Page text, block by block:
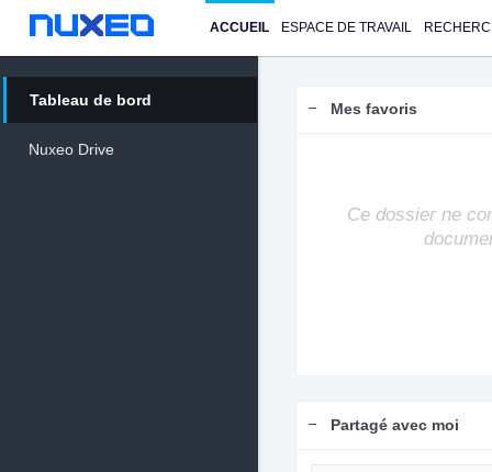
ACCUEIL ESPACE DE TRAVAIL
Tableau de bord
Nuxeo Drive
Mes favoris
Ce dossier ne
Partagé avec moi